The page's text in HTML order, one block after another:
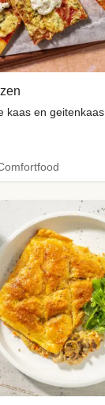
kaas en geitenkaas